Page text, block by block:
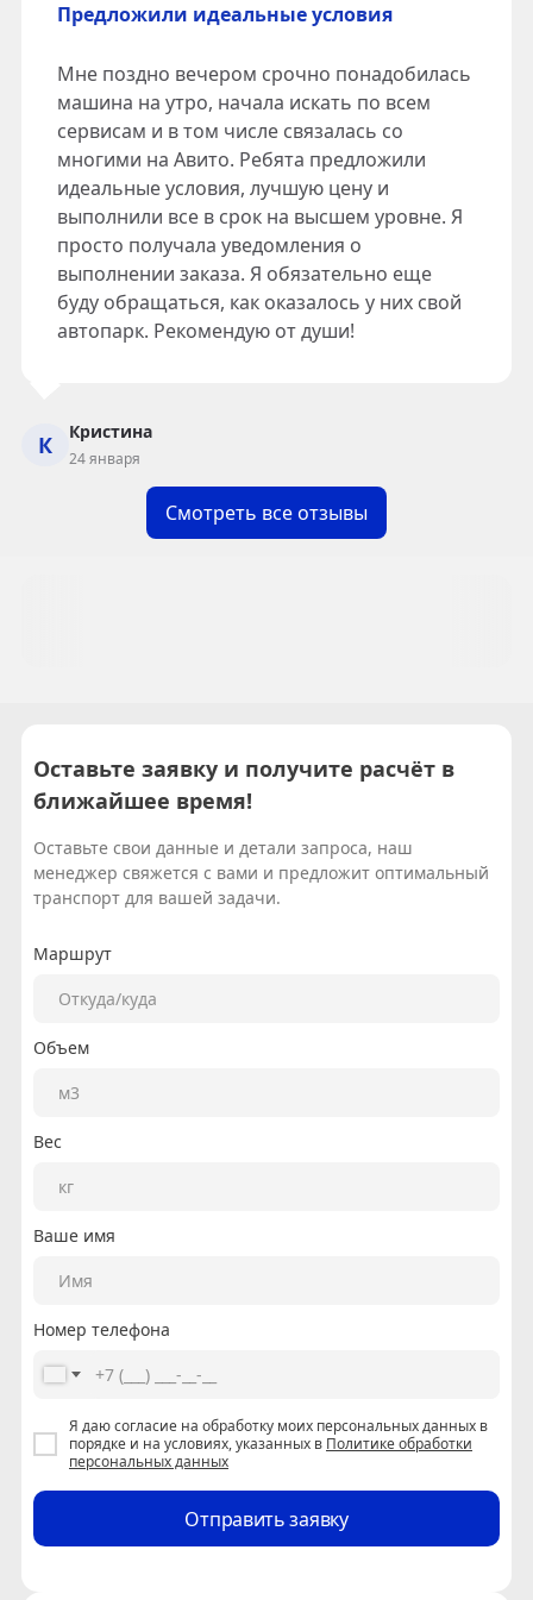
Смотреть все отзывы
Предложили идеальные условия
Мне поздно вечером срочно понадобилась
машина на утро, начала искать по всем
сервисам и в том числе связалась со
многими на Авито. Ребята предложили
идеальные условия, лучшую цену и
выполнили все в срок на высшем уровне. Я
просто получала уведомления о
выполнении заказа. Я обязательно еще
буду обращаться, как оказалось у них свой
автопарк. Рекомендую от души!
К Кристина
24 января
Оставьте заявку и получите расчёт в
ближайшее время!
Оставьте свои данные и детали запроса, наш
менеджер свяжется с вами и предложит оптимальный
транспорт для вашей задачи.
Маршрут
Объем
Вес
Ваше имя
Номер телефона
Я даю согласие на обработку моих персональных данных в
порядке и на условиях, указанных в Политике обработки
персональных данных
Отправить заявку